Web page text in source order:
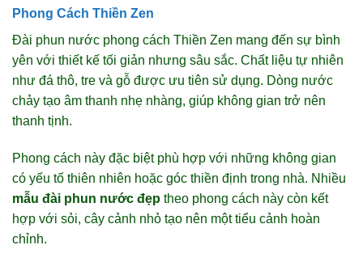
Phong Cách Thiền Zen
Đài phun nước phong cách Thiền Zen mang đến sự bình
yên với thiết kế tối giản nhưng sâu sắc. Chất liệu tự nhiên
như đá thô, tre và gỗ được ưu tiên sử dụng. Dòng nước
chảy tạo âm thanh nhẹ nhàng, giúp không gian trở nên
thanh tịnh.
Phong cách này đặc biệt phù hợp với những không gian
có yếu tố thiên nhiên hoặc góc thiền định trong nhà. Nhiều
mẫu đài phun nước đẹp theo phong cách này còn kết
hợp với sỏi, cây cảnh nhỏ tạo nên một tiểu cảnh hoàn
chỉnh.